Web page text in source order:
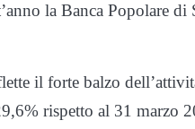
la Banca Popolare
il forte balzo
rispetto al 31 marzo